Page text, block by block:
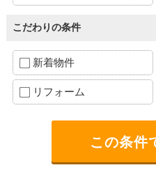
こだわりの条件
新着物件
リフォーム